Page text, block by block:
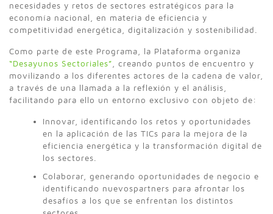
necesidades y retos de sectores estratégicos para la
economía nacional, en materia de eficiencia y
competitividad energética, digitalización y sostenibilidad.
Como parte de este Programa, la Plataforma organiza
“Desayunos Sectoriales” , creando puntos de encuentro y
movilizando a los diferentes actores de la cadena de valor,
a través de una llamada a la reflexión y el análisis,
facilitando para ello un entorno exclusivo con objeto de:
Innovar, identificando los retos y oportunidades
en la aplicación de las TICs para la mejora de la
eficiencia energética y la transformación digital de
los sectores.
Colaborar, generando oportunidades de negocio e
identificando nuevospartners para afrontar los
desafíos a los que se enfrentan los distintos